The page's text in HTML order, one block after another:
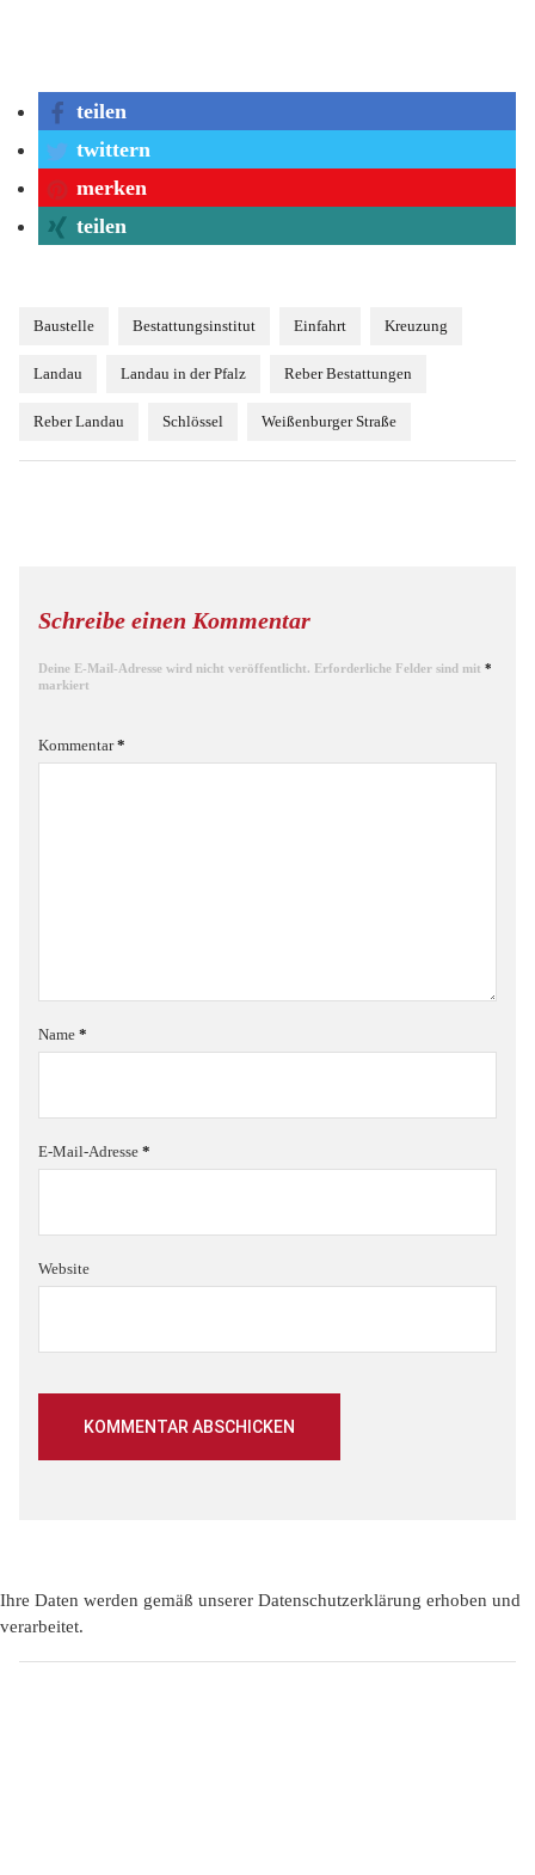
teilen
twittern
merken
teilen
Baustelle Bestattungsinstitut Einfahrt Kreuzung
Landau Landau in der Pfalz Reber Bestattungen
Reber Landau Schlössel Weißenburger Straße
Schreibe einen Kommentar
Deine E-Mail-Adresse wird nicht veröffentlicht. Erforderliche Felder sind mit *
markiert
Kommentar*
Name *
E-Mail-Adresse *
Website
Ihre Daten werden gemäß unserer Datenschutzerklärung erhoben und
verarbeitet.